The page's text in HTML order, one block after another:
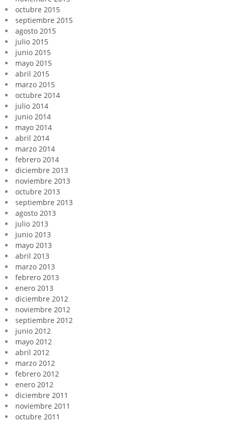
octubre 2015
septiembre 2015
agosto 2015
julio 2015
junio 2015
mayo 2015
abril 2015
marzo 2015
octubre 2014
julio 2014
junio 2014
mayo 2014
abril 2014
marzo 2014
febrero 2014
diciembre 2013
noviembre 2013
octubre 2013
septiembre 2013
agosto 2013
julio 2013
junio 2013
mayo 2013
abril 2013
marzo 2013
febrero 2013
enero 2013
diciembre 2012
noviembre 2012
septiembre 2012
junio 2012
mayo 2012
abril 2012
marzo 2012
febrero 2012
enero 2012
diciembre 2011
noviembre 2011
octubre 2011